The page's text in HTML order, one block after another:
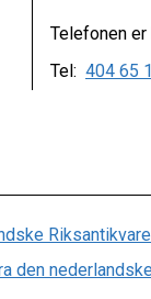
Telefonen
Tel: 404 65
den